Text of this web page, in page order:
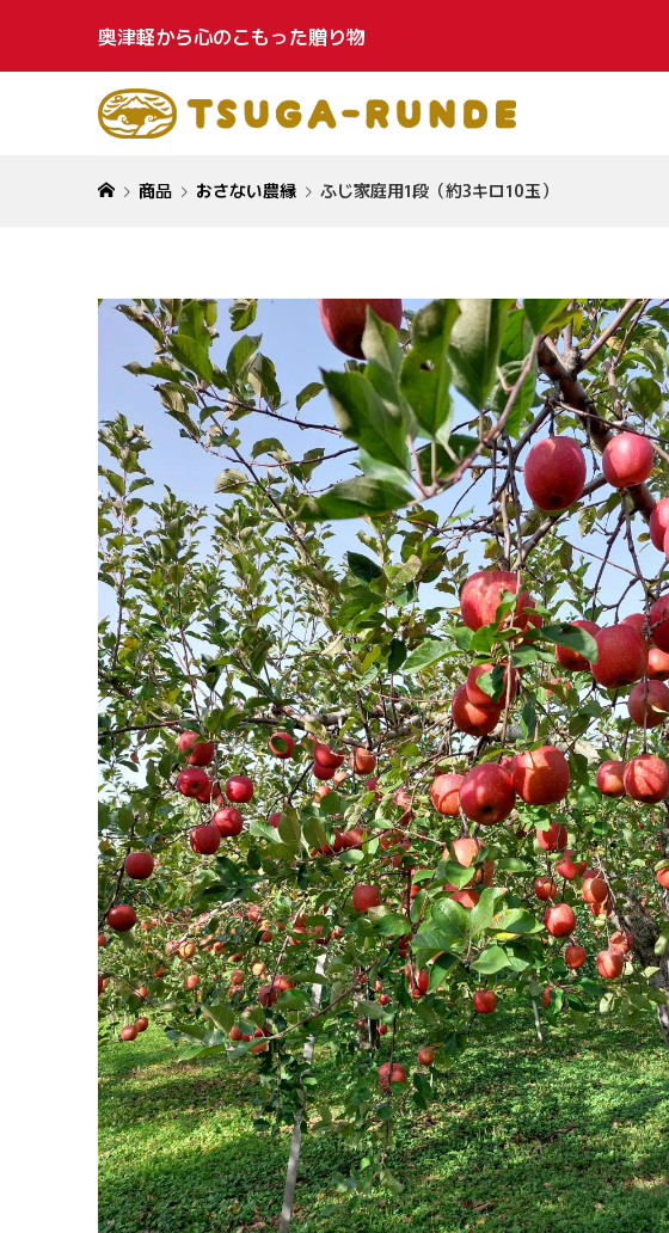
奥津軽から心のこもった贈り物
¥4,480(税込)
トキ贈答用1段（約5キロ16
玉）
¥6,800(税込)
トキ家庭用1段（約5キロ18
玉）
¥5,100(税込)
¥5,100(税込)
トキ贈答用1段（約5キロ16
玉）
¥6,800(税込)
商品 おさない農縁 ふじ家庭用1段（約3キロ10玉）